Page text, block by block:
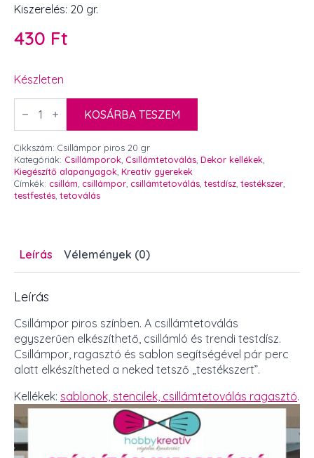
Kiszerelés: 20 gr.
430 Ft
Készleten
Csillámpor
piros
mennyiség
KOSÁRBA TESZEM
Cikkszám: Csillámpor piros 20 gr
Kategóriák: Csillámporok, Csillámtetoválás, Dekor kellékek,
Kiegészítő alapanyagok, Kreatív gyerekek
Címkék: csillám, csillámpor, csillámtetoválás, testdísz, testékszer,
testfestés, tetoválás
Leírás Vélemények (0)
Leírás
Csillámpor piros színben. A csillámtetoválás
egyszerűen elkészíthető, csillámló és trendi testdísz.
Csillámpor, ragasztó és sablon segítségével pár perc
alatt elkészítheted a neked tetsző „testékszert”.
Kellékek: sablonok, stencilek, csillámtetoválás ragasztó.